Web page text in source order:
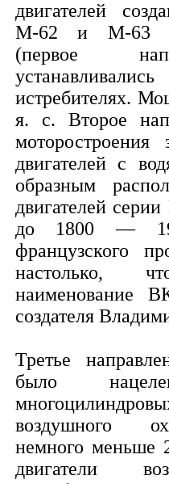
двигателей
М-62 и М-63
(первое
истребителях.
я. с. Второе
моторостроения
двигателей с
образным
двигателей
до 1800 —
французского
настолько,
наименование
создателя
Третье
было
воздушного
немного меньше
двигатели